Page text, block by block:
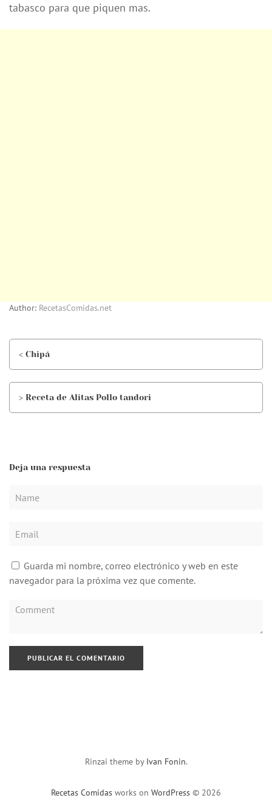
tabasco para que piquen mas.
Author: RecetasComidas.net
< Chipá
> Receta de Alitas Pollo tandori
Deja una respuesta
Guarda mi nombre, correo electrónico y web en este
navegador para la próxima vez que comente.
Recetas Comidas works on WordPress © 2026
Rinzai theme by Ivan Fonin.